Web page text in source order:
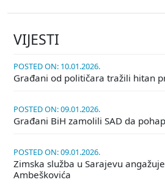
VIJESTI
POSTED ON: 10.01.2026.
Građani od političara tražili hitan
POSTED ON: 09.01.2026.
Građani BiH zamolili SAD da
POSTED ON: 09.01.2026.
Zimska služba u Sarajevu
Ambeškovića